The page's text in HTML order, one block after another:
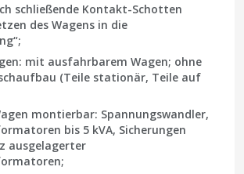
schließende Kontakt-Schotten
des Wagens in die
mit ausfahrbarem Wagen; ohne
(Teile stationär, Teile auf
montierbar: Spannungswandler,
bis 5 kVA, Sicherungen
ausgelagerter